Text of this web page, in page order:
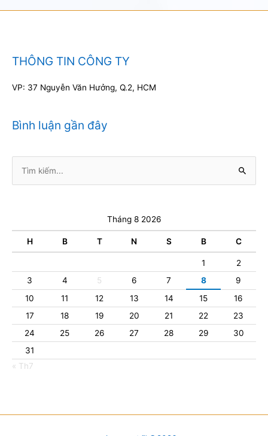
THÔNG TIN CÔNG TY
VP: 37 Nguyễn Văn Hưởng, Q.2, HCM
Bình luận gần đây
kiếm:
Tháng 8 2026
H B T N S B C
1
2
3
4 5 6 7 8
9
10
11 12 13 14 15
16
17
18 19 20 21 22
23
24
25 26 27 28 29
30
31
« Th7